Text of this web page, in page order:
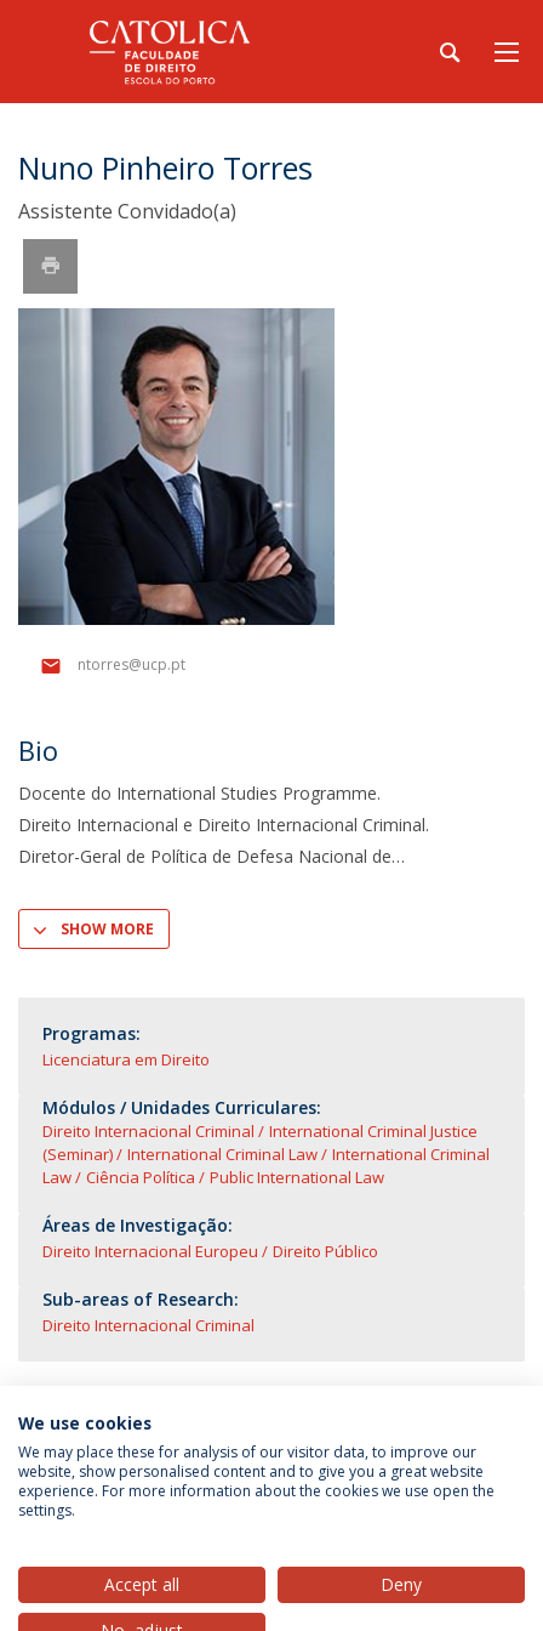
Nuno Pinheiro Torres
Assistente Convidado(a)
ntorres@ucp.pt
Bio
Docente do International Studies Programme.
Direito Internacional e Direito Internacional Criminal.
Diretor-Geral de Política de Defesa Nacional de
SHOW MORE
Programas:
Licenciatura em Direito
Módulos / Unidades Curriculares:
Direito Internacional Criminal
International Criminal Justice
(Seminar)
International Criminal Law
International Criminal
Law
Ciência Política Public International Law
Áreas de Investigação:
Direito Internacional Europeu Direito Público
Sub-areas of Research:
Direito Internacional Criminal
Política de Privacidade
Termos & Condições
We use cookies
We may place these for analysis of our visitor data, to improve our
website, show personalised content and to give you a great website
experience. For more information about the cookies we use open the
settings.
Accept all
Deny